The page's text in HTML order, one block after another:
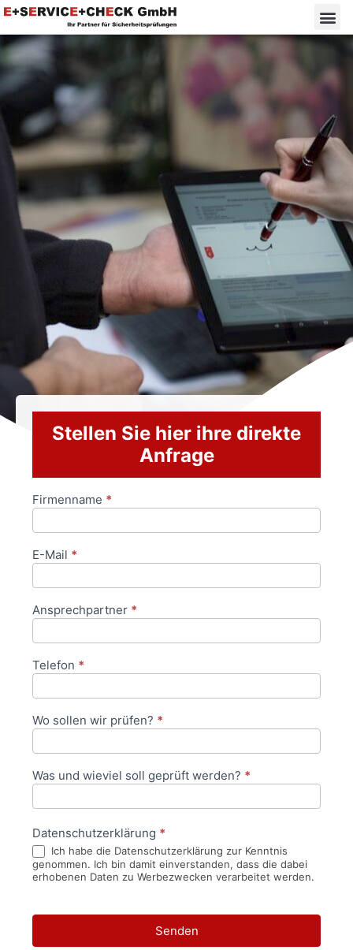
Stellen Sie hier ihre direkte
Anfrage
Anfrageformular
Firmenname *
E-Mail *
Ansprechpartner *
Telefon *
Wo sollen wir prüfen? *
Was und wieviel soll geprüft werden? *
Datenschutzerklärung *
Ich habe die Datenschutzerklärung zur Kenntnis
genommen. Ich bin damit einverstanden, dass die dabei
erhobenen Daten zu Werbezwecken verarbeitet werden.
Senden